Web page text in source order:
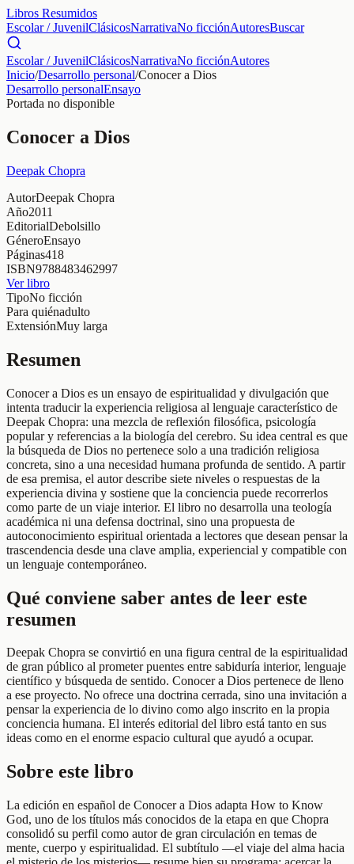
Libros Resumidos
Escolar / JuvenilClásicosNarrativaNo ficciónAutoresBuscar
Escolar / JuvenilClásicosNarrativaNo ficciónAutores
Inicio/Desarrollo personal/Conocer a Dios
Desarrollo personalEnsayo
Portada no disponible
Conocer a Dios
Deepak Chopra
AutorDeepak Chopra
Año2011
EditorialDebolsillo
GéneroEnsayo
Páginas418
ISBN9788483462997
Ver libro
TipoNo ficción
Para quiénadulto
ExtensiónMuy larga
Resumen
Conocer a Dios es un ensayo de espiritualidad y divulgación que
intenta traducir la experiencia religiosa al lenguaje característico de
Deepak Chopra: una mezcla de reflexión filosófica, psicología
popular y referencias a la biología del cerebro. Su idea central es que
la búsqueda de Dios no pertenece solo a una tradición religiosa
concreta, sino a una necesidad humana profunda de sentido. A partir
de esa premisa, el autor describe siete niveles o respuestas de la
experiencia divina y sostiene que la conciencia puede recorrerlos
como parte de un viaje interior. El libro no desarrolla una teología
académica ni una defensa doctrinal, sino una propuesta de
autoconocimiento espiritual orientada a lectores que desean pensar la
trascendencia desde una clave amplia, experiencial y compatible con
un lenguaje contemporáneo.
Qué conviene saber antes de leer este
resumen
Deepak Chopra se convirtió en una figura central de la espiritualidad
de gran público al prometer puentes entre sabiduría interior, lenguaje
científico y búsqueda de sentido. Conocer a Dios pertenece de lleno
a ese proyecto. No ofrece una doctrina cerrada, sino una invitación a
pensar la experiencia de lo divino como algo inscrito en la propia
conciencia humana. El interés editorial del libro está tanto en sus
ideas como en el enorme espacio cultural que ayudó a ocupar.
Sobre este libro
La edición en español de Conocer a Dios adapta How to Know
God, uno de los títulos más conocidos de la etapa en que Chopra
consolidó su perfil como autor de gran circulación en temas de
mente, cuerpo y espiritualidad. El subtítulo —el viaje del alma hacia